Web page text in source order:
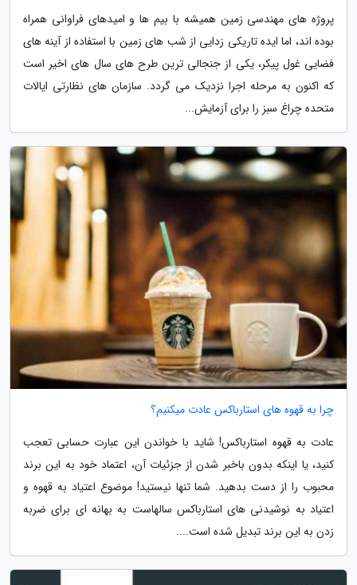
پروژه های مهندسی زمین همیشه با بیم ها و امیدهای فراوانی همراه
بوده اند، اما ایده تاریکی زدایی از شب های زمین با استفاده از آینه های
فضایی غول پیکر، یکی از جنجالی ترین طرح های سال های اخیر است
که اکنون به مرحله اجرا نزدیک می گردد. سازمان های نظارتی ایالات
متحده چراغ سبز را برای آزمایش...
چرا به قهوه های استارباکس عادت میکنیم؟
عادت به قهوه استارباکس! شاید با خواندن این عبارت حسابی تعجب
کنید، یا اینکه بدون باخبر شدن از جزئیات آن، اعتماد خود به این برند
محبوب را از دست بدهید. شما تنها نیستید! موضوع اعتیاد به قهوه و
اعتیاد به نوشیدنی های استارباکس سالهاست به بهانه ای برای ضربه
زدن به این برند تبدیل شده است....